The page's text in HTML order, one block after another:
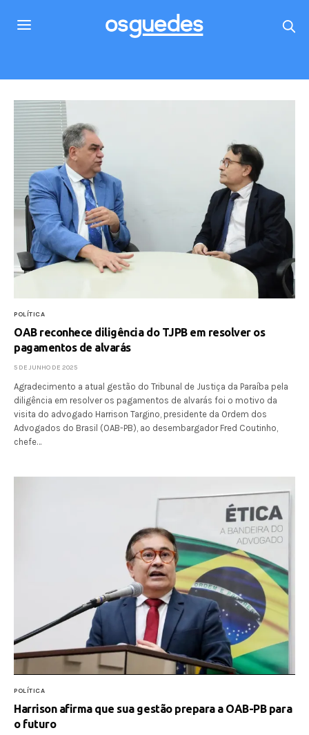
POLÍTICA
OAB reconhece diligência do TJPB em resolver os
pagamentos de alvarás
5 DE JUNHO DE 2025
Agradecimento a atual gestão do Tribunal de Justiça da Paraíba pela
diligência em resolver os pagamentos de alvarás foi o motivo da
visita do advogado Harrison Targino, presidente da Ordem dos
Advogados do Brasil (OAB-PB), ao desembargador Fred Coutinho,
chefe…
POLÍTICA
Harrison afirma que sua gestão prepara a OAB-PB para
o futuro